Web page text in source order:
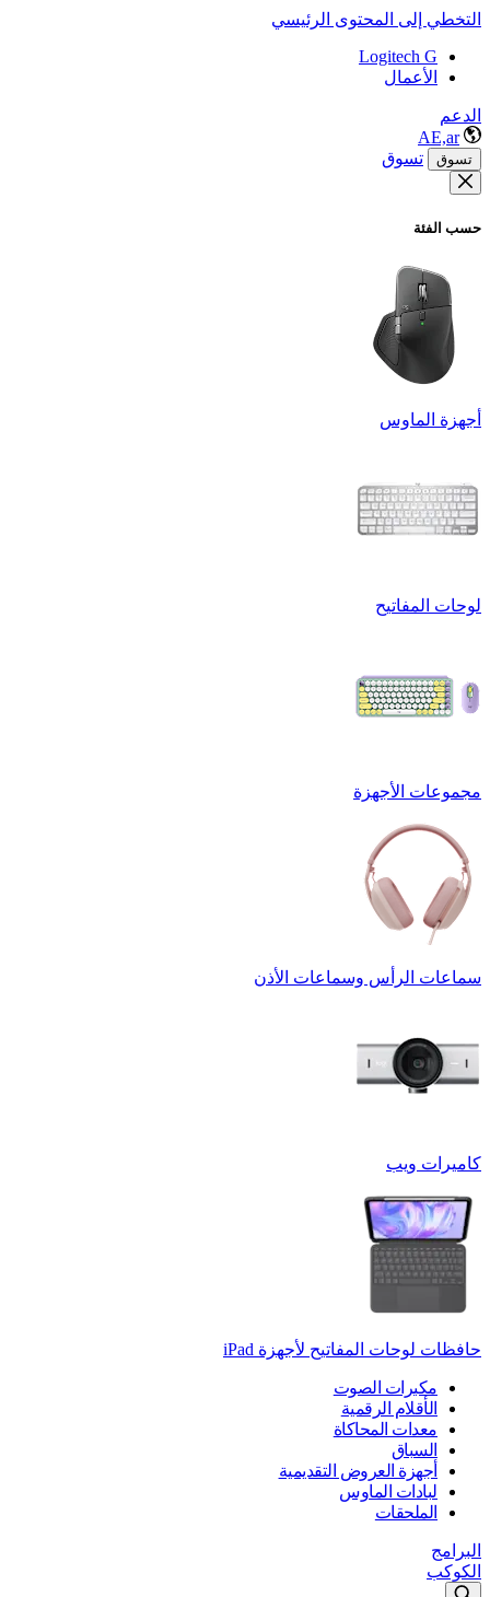
التخطي إلى المحتوى الرئيسي
Logitech G
الأعمال
الدعم
AE,ar
تسوق تسوق
حسب الفئة
أجهزة الماوس
لوحات المفاتيح
مجموعات الأجهزة
سماعات الرأس وسماعات الأذن
كاميرات ويب
حافظات لوحات المفاتيح لأجهزة ‏iPad
مكبرات الصوت
الأقلام الرقمية
معدات المحاكاة
السباق
أجهزة العروض التقديمية
لبادات الماوس
الملحقات
البرامج
الكوكب